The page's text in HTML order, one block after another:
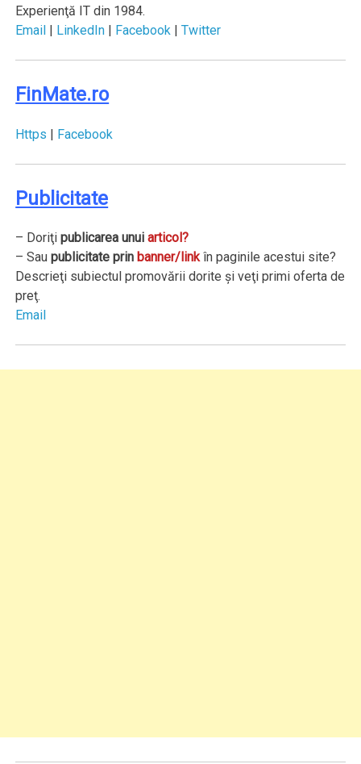
Experienţă IT din 1984.
Email | LinkedIn | Facebook |Twitter
FinMate.ro
Https | Facebook
Publicitate
– Doriţipublicarea unuiarticol?
– Saupublicitate prin banner/linkîn paginile acestui site?
Descrieţi subiectul promovării dorite şi veţi primi oferta de
preţ.
Email